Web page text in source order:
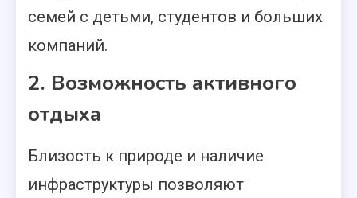
семей с детьми, студентов и больших
компаний.
2. Возможность активного
отдыха
Близость к природе и наличие
инфраструктуры позволяют